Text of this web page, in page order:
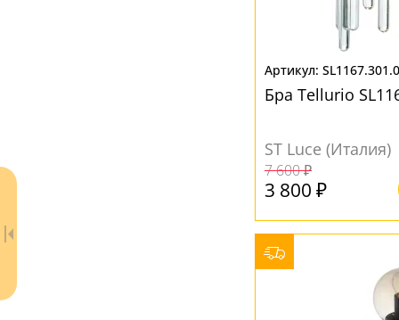
Бра Tellurio
ST Luce (Италия)
7 600 ₽
3 800 ₽